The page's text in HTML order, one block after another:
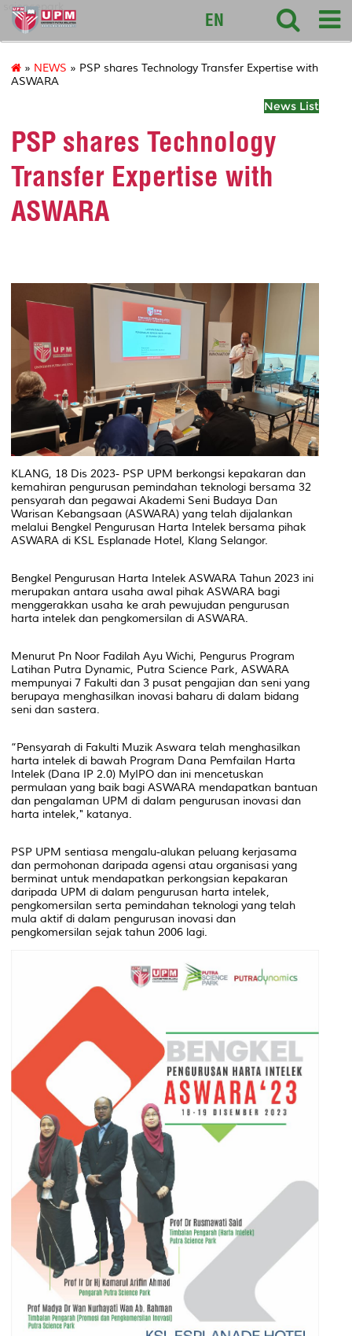
sciencepark
EN
» NEWS » PSP shares Technology Transfer Expertise with
ASWARA
News List
PSP shares Technology
Transfer Expertise with
ASWARA
KLANG, 18 Dis 2023- PSP UPM berkongsi kepakaran dan
kemahiran pengurusan pemindahan teknologi bersama 32
pensyarah dan pegawai Akademi Seni Budaya Dan
Warisan Kebangsaan (ASWARA) yang telah dijalankan
melalui Bengkel Pengurusan Harta Intelek bersama pihak
ASWARA di KSL Esplanade Hotel, Klang Selangor.
Bengkel Pengurusan Harta Intelek ASWARA Tahun 2023 ini
merupakan antara usaha awal pihak ASWARA bagi
menggerakkan usaha ke arah pewujudan pengurusan
harta intelek dan pengkomersilan di ASWARA.
Menurut Pn Noor Fadilah Ayu Wichi, Pengurus Program
Latihan Putra Dynamic, Putra Science Park, ASWARA
mempunyai 7 Fakulti dan 3 pusat pengajian dan seni yang
berupaya menghasilkan inovasi baharu di dalam bidang
seni dan sastera.
“Pensyarah di Fakulti Muzik Aswara telah menghasilkan
harta intelek di bawah Program Dana Pemfailan Harta
Intelek (Dana IP 2.0) MyIPO dan ini mencetuskan
permulaan yang baik bagi ASWARA mendapatkan bantuan
dan pengalaman UPM di dalam pengurusan inovasi dan
harta intelek," katanya.
PSP UPM sentiasa mengalu-alukan peluang kerjasama
dan permohonan daripada agensi atau organisasi yang
berminat untuk mendapatkan perkongsian kepakaran
daripada UPM di dalam pengurusan harta intelek,
pengkomersilan serta pemindahan teknologi yang telah
mula aktif di dalam pengurusan inovasi dan
pengkomersilan sejak tahun 2006 lagi.